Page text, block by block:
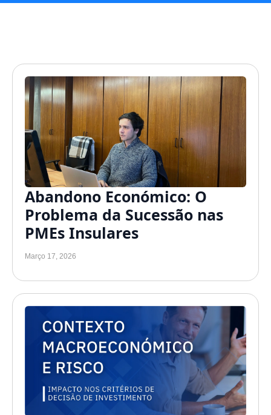
Abandono Económico: O
Problema da Sucessão nas
PMEs Insulares
Março 17, 2026